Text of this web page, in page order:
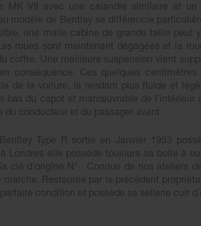
MK VII avec une calandre similaire et
modèle de Bentley se différencie
une malle cabine de grande taille peut
roues sont maintenant dégagées et la
coffre. Une meilleure suspension vient
conséquence. Ces quelques
de la voiture, la rendant plus fluide et
bas du capot et manœuvrable de l'intérieur
du conducteur et du passager avant.
Type R sortie en Janvier 1953
Londres elle possède toujours sa boite à
clé d'origine N° . Connue de nos ateliers
marche. Restaurée par le précédent
condition et possède sa sellerie cuir